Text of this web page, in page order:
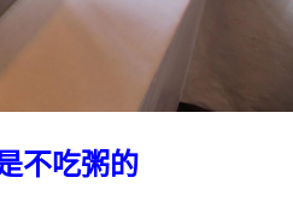
不吃粥的